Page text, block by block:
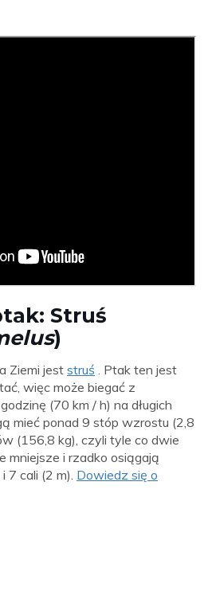
Struś
)
Ziemi jest struś . Ptak ten jest
więc może biegać z
(70 km / h) na długich
mieć ponad 9 stóp wzrostu (2,8
(156,8 kg), czyli tyle co dwie
mniejsze i rzadko osiągają
7 cali (2 m). Dowiedz się o